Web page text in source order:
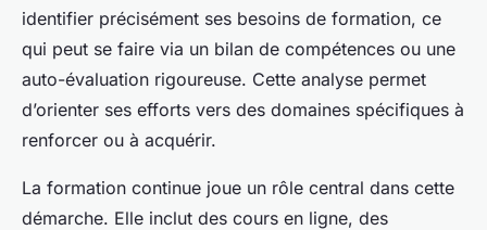
identifier précisément ses besoins de formation, ce
qui peut se faire via un bilan de compétences ou une
auto-évaluation rigoureuse. Cette analyse permet
d’orienter ses efforts vers des domaines spécifiques à
renforcer ou à acquérir.
La formation continue joue un rôle central dans cette
démarche. Elle inclut des cours en ligne, des